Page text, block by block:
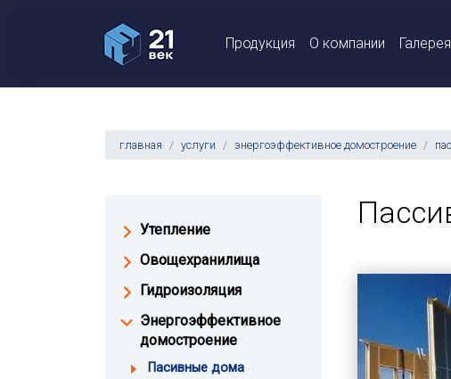
Продукция О компании Галерея
главная услуги энергоэффективное домостроение
Утепление
Овощехранилища
Гидроизоляция
Энергоэффективное
домостроение
Пасивные дома